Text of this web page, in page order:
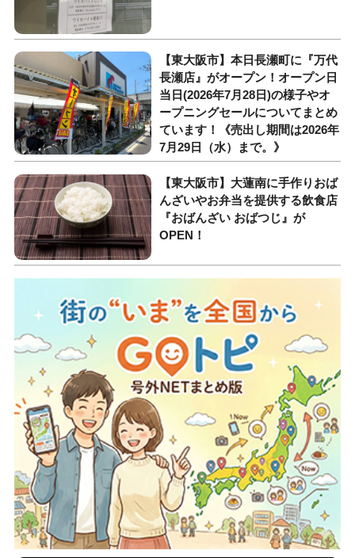
【東大阪市】本日長瀬町に『万代
長瀬店』がオープン！オープン日
当日(2026年7月28日)の様子やオ
ープニングセールについてまとめ
ています！《売出し期間は2026年
7月29日（水）まで。》
【東大阪市】大蓮南に手作りおば
んざいやお弁当を提供する飲食店
『おばんざい おばつじ』が
OPEN！